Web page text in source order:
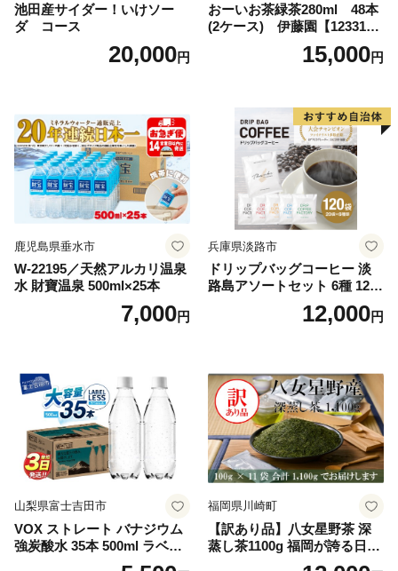
池田産サイダー！いけソー
ダ コース
20,000円
おーいお茶緑茶280ml 48本
(2ケース) 伊藤園【123317
15,000円
鹿児島県垂水市
W-22195／天然アルカリ温泉
水 財寶温泉 500ml×25本
7,000円
兵庫県淡路市
ドリップバッグコーヒー 淡
路島アソートセット 6種 120
袋 飲み比べ コーヒー
12,000円
山梨県富士吉田市
VOX ストレート バナジウム
強炭酸水 35本 500ml ラベル
レス【富士吉田市限定カート
福岡県川崎町
【訳あり品】八女星野茶 深
蒸し茶1100g 福岡が誇る日本
茶_ 訳アリ 常温 お茶 茶袋 常